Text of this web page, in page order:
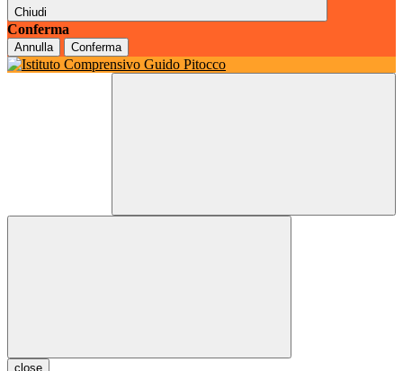
Chiudi
Conferma
Annulla Conferma
close